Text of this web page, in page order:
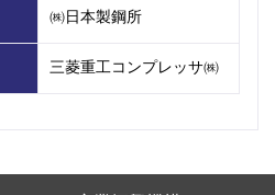
㈱日本製鋼所
三菱重工コンプレッサ㈱